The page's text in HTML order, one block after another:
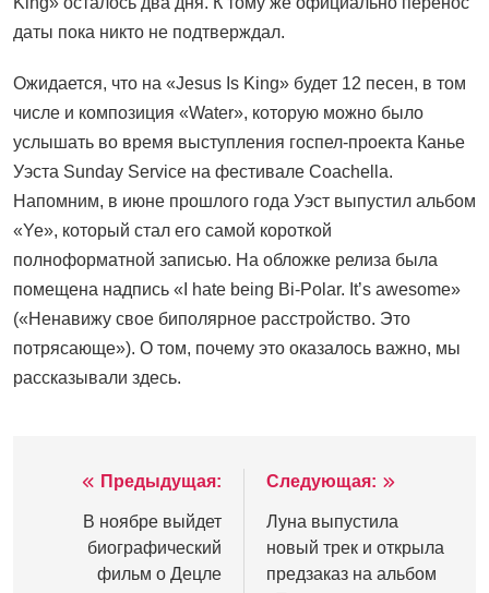
даты пока никто не подтверждал.
Ожидается, что на «Jesus Is King» будет 12 песен, в том
числе и композиция «Water», которую можно было
услышать во время выступления госпел-проекта Канье
Уэста Sunday Service на фестивале Coachella.
Напомним, в июне прошлого года Уэст выпустил альбом
«Ye», который стал его самой короткой
полноформатной записью. На обложке релиза была
помещена надпись «I hate being Bi-Polar. It’s awesome»
(«Ненавижу свое биполярное расстройство. Это
потрясающе»). О том, почему это оказалось важно, мы
рассказывали здесь.
Навигация
записям
Предыдущая:
В ноябре выйдет
биографический
фильм о Децле
Следующая:
Луна выпустила
новый трек и открыла
предзаказ на альбом